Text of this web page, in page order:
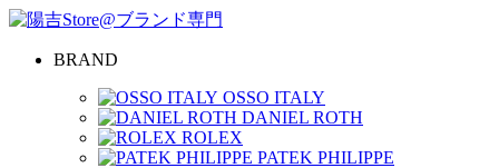
BRAND
OSSO ITALY
DANIEL ROTH
ROLEX
PATEK PHILIPPE